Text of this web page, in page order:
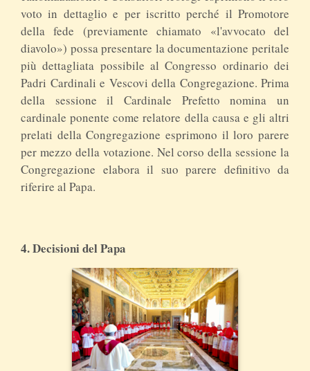
voto in dettaglio e per iscritto perché il Promotore
della fede (previamente chiamato «l'avvocato del
diavolo») possa presentare la documentazione peritale
più dettagliata possibile al Congresso ordinario dei
Padri Cardinali e Vescovi della Congregazione. Prima
della sessione il Cardinale Prefetto nomina un
cardinale ponente come relatore della causa e gli altri
prelati della Congregazione esprimono il loro parere
per mezzo della votazione. Nel corso della sessione la
Congregazione elabora il suo parere definitivo da
riferire al Papa.
4. Decisioni del Papa